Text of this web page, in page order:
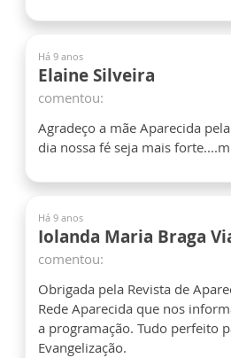
Há 9 anos
Elaine Silveira
comentou:
Agradeço a mãe Aparecida
dia nossa fé seja mais
Há 9 anos
Iolanda Maria Braga
comentou:
Obrigada pela Revista de
Rede Aparecida que nos
a programação. Tudo perfeito
Evangelização.